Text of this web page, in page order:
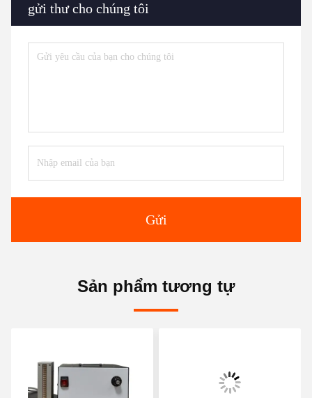
gửi thư cho chúng tôi
Gửi
Sản phẩm tương tự